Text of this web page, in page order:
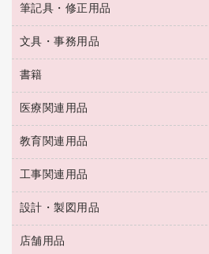
ティッシュペーパー
ダストボックス
タオル・アメニティ用品
スリッパ・サンダル・シューズ
スポーツ・レジャー用品
ゴミ袋
キッチン用品
食品添加物製品
ＯＡタップ／延長コード
その他電子文具
伝票
典礼用品
帳簿
額縁
各種用紙
ルーズリーフ
バインダーノート
名刺整理用品
板目表紙・綴込表紙
背幅が伸びるファイル
統一伝票用ファイル
収納保存用品
レターファイル
リングファイル
プレゼン用ファイル
フラットファイル
筆記具・修正用品
万年筆
消しゴム
修正液・修正ペン
修正テープ
鉛筆
マーキングペン（油性）
マーキングペン（水性）
文具・事務用品
輪ゴム
両面テープ
名札
保管・整理用品
壁面／足元収納
備品／小物ケース
透明テープ 事務用
書籍
パソコンソフト
医療関連用品
保健用品
使い捨て手袋
感染症対策用品
介護用品
医療関連用品
教育関連用品
教育関連用品
工事関連用品
工事関連用品
設計・製図用品
設計・製図用品
店舗用品